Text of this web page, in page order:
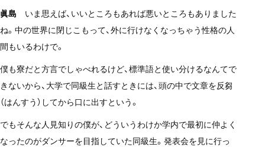
眞島 いま思えば、いいところもあれば悪いところもありました
ね。中の世界に閉じこもって、外に行けなくなっちゃう性格の人
間もいるわけで。
僕も寮だと方言でしゃべれるけど、標準語と使い分けるなんてで
きないから、大学で同級生と話すときには、頭の中で文章を反芻
（はんすう）してから口に出すという。
でもそんな人見知りの僕が、どういうわけか学内で最初に仲よく
なったのがダンサーを目指していた同級生。発表会を見に行っ